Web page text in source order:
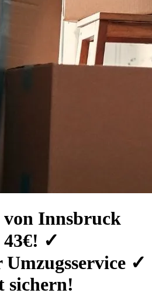
von Innsbruck
43€! ✓
Umzugsservice ✓
sichern!